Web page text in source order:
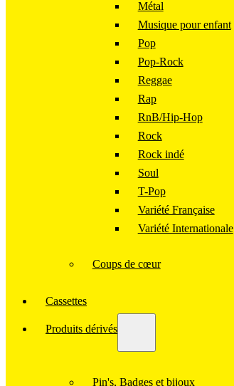
Métal
Musique pour enfant
Pop
Pop-Rock
Reggae
Rap
RnB/Hip-Hop
Rock
Rock indé
Soul
T-Pop
Variété Française
Variété Internationale
Coups de cœur
Cassettes
Produits dérivés
Pin's, Badges et bijoux